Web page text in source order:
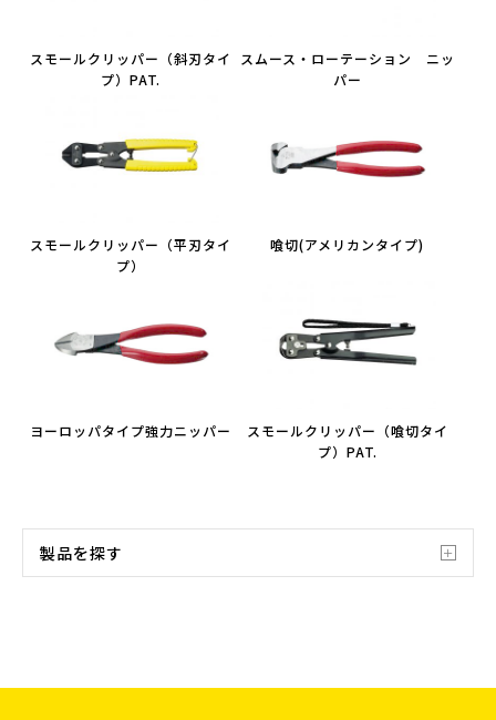
スモールクリッパー（斜刃タイ
プ）PAT.
スムース・ローテーション ニッ
パー
スモールクリッパー（平刃タイ
プ）
喰切(アメリカンタイプ)
ヨーロッパタイプ強力ニッパー
スモールクリッパー（喰切タイ
プ）PAT.
製品を探す